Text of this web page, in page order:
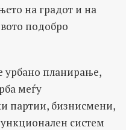
на градот и на
подобро
урбано планирање,
меѓу
партии, бизнисмени,
систем